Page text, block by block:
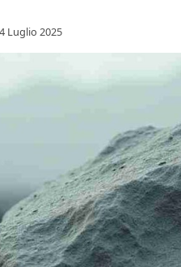
Luglio 2025